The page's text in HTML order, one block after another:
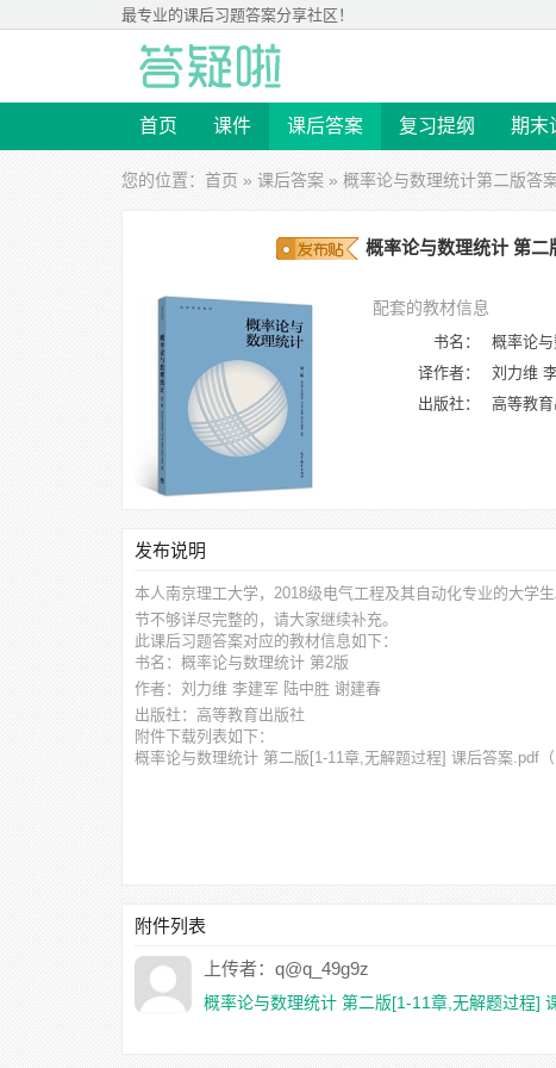
最专业的课后习题答案分享社区！
首页 课件 课后答案 复习提纲 期末
您的位置： 首页 » 课后答案 » 概率论与数理统计第二版答
概率论与数理统计 第二
配套的教材信息
书名：
概率论
译作者：
刘力维
出版社：
高等教
发布说明
本人南京理工大学，2018级电气工程及其自动化专业的大学
节不够详尽完整的，请大家继续补充。
此课后习题答案对应的教材信息如下：
书名：概率论与数理统计 第2版
作者：刘力维 李建军 陆中胜 谢建春
出版社：高等教育出版社
附件下载列表如下：
概率论与数理统计 第二版[1-11章,无解题过程] 课后答案.pdf
附件列表
上传者：q@q_49g9z
概率论与数理统计 第二版[1-11章,无解题过程]